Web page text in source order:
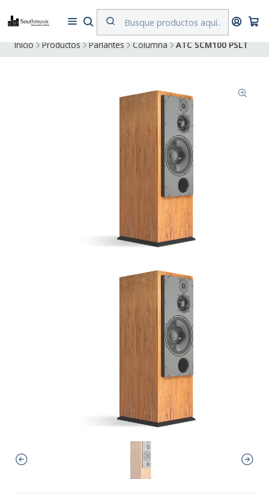
Despacho a todo Chile. Envíos gratuitos a Región Metropolitana por
compras superiores a $500.000
Inicio Productos Parlantes Columna ATC SCM100 PSLT